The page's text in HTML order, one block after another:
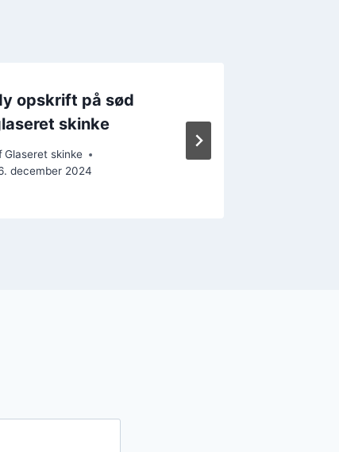
opskrift på sød
skinke
Glaseret skinke
december 2024